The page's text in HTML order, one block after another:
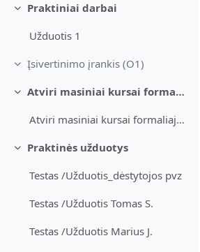
Sutraukti
Praktiniai darbai
Užduotis 1
Sutraukti
Įsivertinimo įrankis (O1)
Sutraukti
Atviri masiniai kursai formaliajame mokymesi
Atviri masiniai kursai formaliajame mokymesi
Sutraukti
Praktinės užduotys
Testas /Užduotis_dėstytojos pvz
Testas /Užduotis Tomas S.
Testas /Užduotis Marius J.